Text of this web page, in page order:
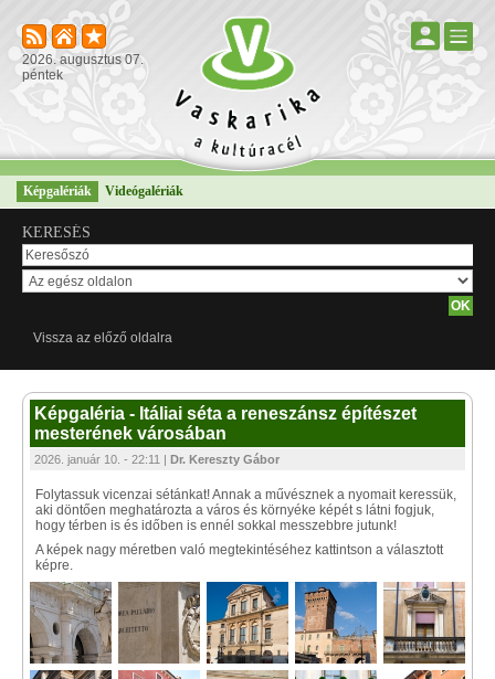
2026. augusztus 07.
péntek
Képgalériák Videógalériák
KERESÉS
Vissza az előző oldalra
Képgaléria - Itáliai séta a reneszánsz építészet
mesterének városában
2026. január 10. - 22:11 | Dr. Kereszty Gábor
Folytassuk vicenzai sétánkat! Annak a művésznek a nyomait keressük,
aki döntően meghatározta a város és környéke képét s látni fogjuk,
hogy térben is és időben is ennél sokkal messzebbre jutunk!
A képek nagy méretben való megtekintéséhez kattintson a választott
képre.